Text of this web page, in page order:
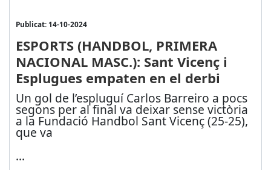
Publicat: 14-10-2024
ESPORTS (HANDBOL, PRIMERA
NACIONAL MASC.): Sant Vicenç i
Esplugues empaten en el derbi
Un gol de l’espluguí Carlos Barreiro a pocs
segons per al final va deixar sense victòria
a la Fundació Handbol Sant Vicenç (25-25),
que va
...